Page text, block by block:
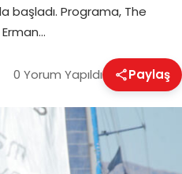
başladı. Programa, The
0 Yorum Yapıldı Paylaş